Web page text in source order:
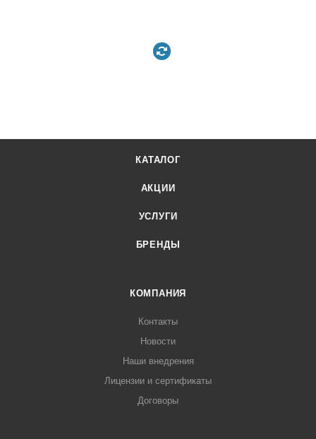
КАТАЛОГ
АКЦИИ
УСЛУГИ
БРЕНДЫ
КОМПАНИЯ
Контакты
Новости
Наши внедрения
Лицензии и сертификаты
Договоры